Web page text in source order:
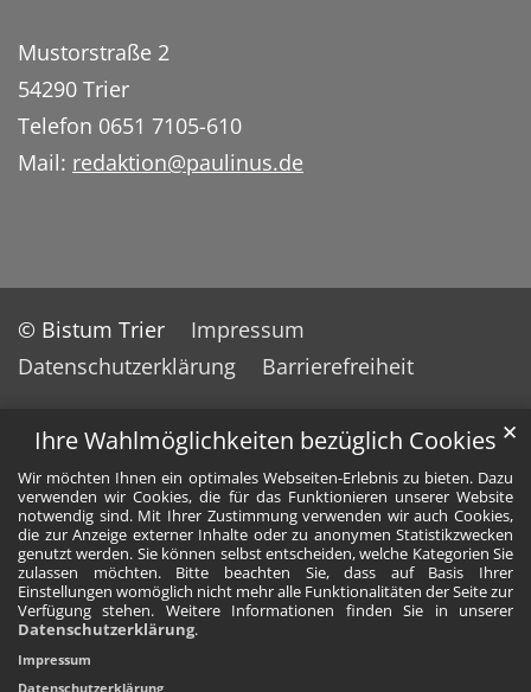
Ihre Wahlmöglichkeiten bezüglich Cookies
Wir möchten Ihnen ein optimales Webseiten-Erlebnis zu bieten. Dazu
verwenden wir Cookies, die für das Funktionieren unserer Website
notwendig sind. Mit Ihrer Zustimmung verwenden wir auch Cookies,
die zur Anzeige externer Inhalte oder zu anonymen Statistikzwecken
genutzt werden. Sie können selbst entscheiden, welche Kategorien Sie
zulassen möchten. Bitte beachten Sie, dass auf Basis Ihrer
Einstellungen womöglich nicht mehr alle Funktionalitäten der Seite zur
Verfügung stehen. Weitere Informationen finden Sie in unserer
Datenschutzerklärung.
✕
Impressum
Datenschutzerklärung
Mustorstraße 2
54290 Trier
Telefon 0651 7105-610
Mail: redaktion@paulinus.de
© Bistum Trier
Impressum
Datenschutzerklärung
Barrierefreiheit